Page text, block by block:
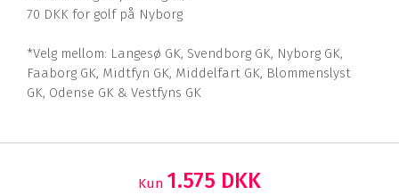
70 DKK for golf på Nyborg
*Velg mellom: Langesø GK, Svendborg GK, Nyborg GK,
Faaborg GK, Midtfyn GK, Middelfart GK, Blommenslyst
GK, Odense GK & Vestfyns GK
Kun 1.575 DKK